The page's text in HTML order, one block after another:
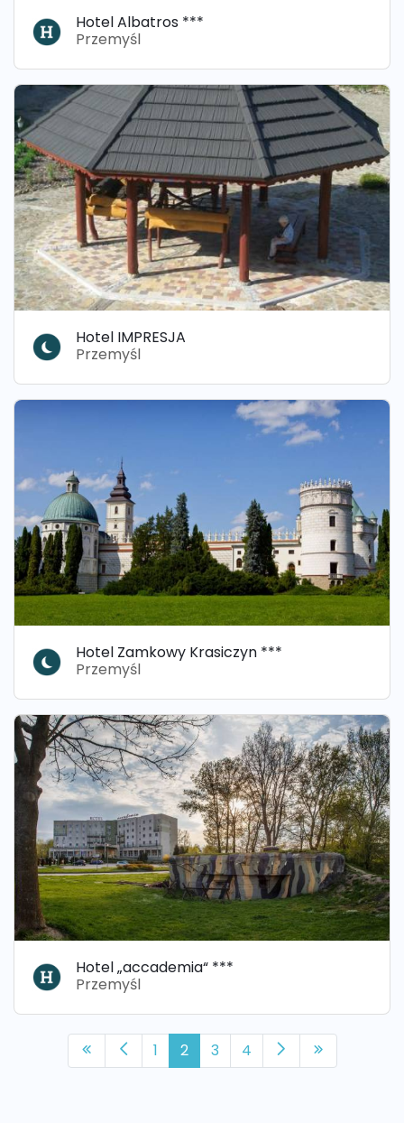
Hotel Albatros ***
Przemyśl
Hotel IMPRESJA
Przemyśl
Hotel Zamkowy Krasiczyn ***
Przemyśl
Hotel „accademia“ ***
Przemyśl
1 2 3 4